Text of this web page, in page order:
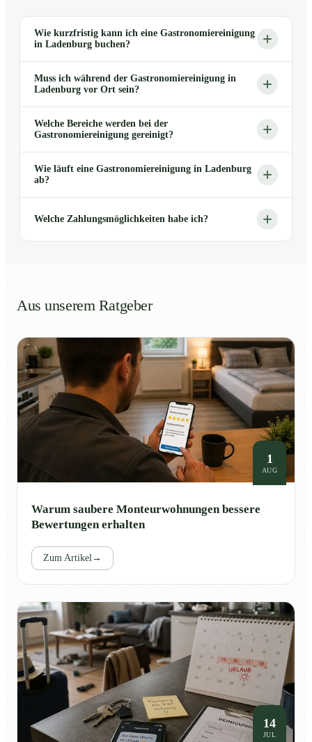
Wie kurzfristig kann ich eine Gastronomiereinigung
in Ladenburg buchen?
Muss ich während der Gastronomiereinigung in
Ladenburg vor Ort sein?
Welche Bereiche werden bei der
Gastronomiereinigung gereinigt?
Wie läuft eine Gastronomiereinigung in Ladenburg
ab?
Welche Zahlungsmöglichkeiten habe ich?
Aus unserem Ratgeber
1
AUG
Warum saubere Monteurwohnungen bessere
Bewertungen erhalten
Zum Artikel→
14
JUL